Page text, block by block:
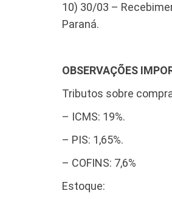
10) 30/03 –
Paraná.
OBSERVAÇÕES
Tributos sobre
– ICMS: 19%.
– PIS: 1,65%.
– COFINS: 7,6%
Estoque: